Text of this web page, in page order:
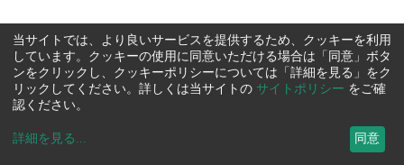
当サイトでは、より良いサービスを提供するため、クッキーを利用
しています。クッキーの使用に同意いただける場合は「同意」ボタ
ンをクリックし、クッキーポリシーについては「詳細を見る」をク
リックしてください。詳しくは当サイトの サイトポリシー をご確
認ください。
詳細を見る ... 同意